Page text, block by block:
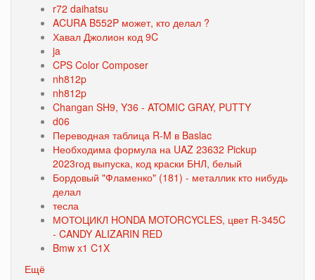
r72 daihatsu
ACURA B552P может, кто делал ?
Хавал Джолион код 9C
ja
CPS Color Composer
nh812p
nh812p
Changan SH9, Y36 - ATOMIC GRAY, PUTTY
d06
Переводная таблица R-M в Baslac
Необходима формула на UAZ 23632 Pickup
2023год выпуска, код краски БНЛ, белый
Бордовый "Фламенко" (181) - металлик кто нибудь
делал
тесла
МОТОЦИКЛ HONDA MOTORCYCLES, цвет R-345C
- CANDY ALIZARIN RED
Bmw x1 C1X
Ещё